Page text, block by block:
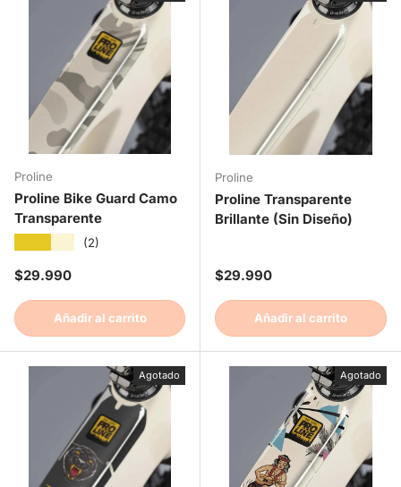
Proline
Proline Bike Guard Camo
Transparente
(2)
Precio normal
$29.990
Añadir al carrito
Proline
Proline Transparente
Brillante (Sin Diseño)
Precio normal
$29.990
Añadir al carrito
Agotado Agotado